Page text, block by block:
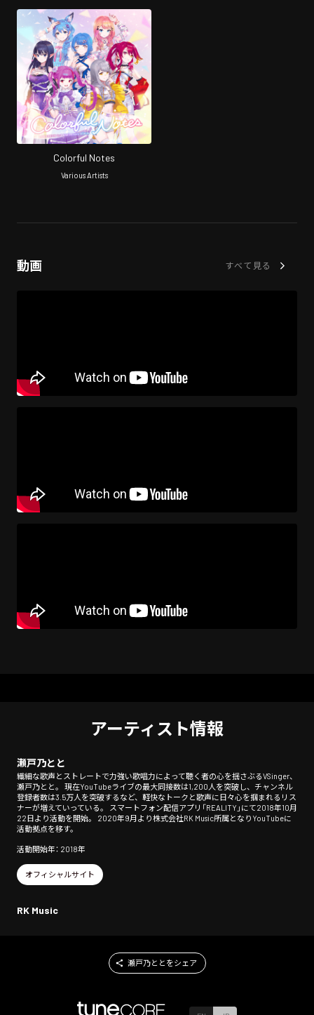
Colorful Notes
Various Artists
動画 すべて見る
アーティスト情報
瀬戸乃とと
繊細な歌声とストレートで力強い歌唱力によって聴く者の心を揺さぶるVSinger、
瀬戸乃とと。 現在YouTubeライブの最大同接数は1,200人を突破し、チャンネル
登録者数は3.5万人を突破するなど、軽快なトークと歌声に日々心を掴まれるリス
ナーが増えていっている。 スマートフォン配信アプリ「REALITY」にて2018年10月
22日より活動を開始。 2020年9月より株式会社RK Music所属となりYouTubeに
活動拠点を移す。
活動開始年： 2018年
オフィシャルサイト
RK Music
瀬戸乃ととをシェア